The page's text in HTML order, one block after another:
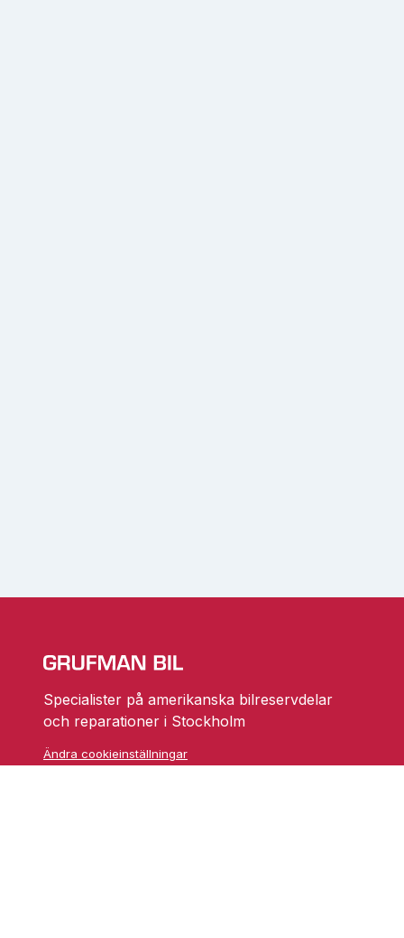
Specialister på amerikanska bilreservdelar
och reparationer i Stockholm
Ändra cookieinställningar